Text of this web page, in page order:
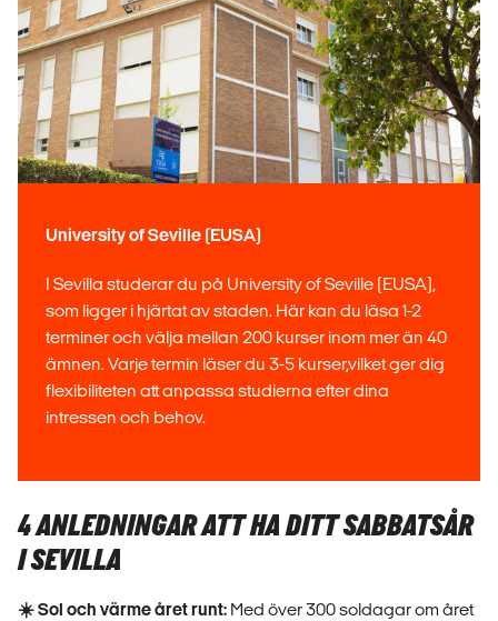
University of Seville (EUSA)
I Sevilla studerar du på University of Seville (EUSA),
som ligger i hjärtat av staden. Här kan du läsa 1-2
terminer och välja mellan 200 kurser inom mer än 40
ämnen. Varje termin läser du 3-5 kurser,vilket ger dig
flexibiliteten att anpassa studierna efter dina
intressen och behov.
4 ANLEDNINGAR ATT HA DITT SABBATSÅR
I SEVILLA
☀️ Sol och värme året runt: Med över 300 soldagar om året